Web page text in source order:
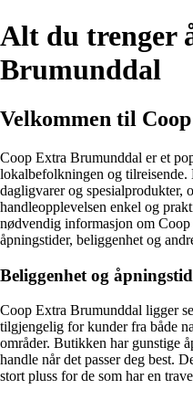
Alt du trenger
Brumunddal
Velkommen til
Coop Extra Brumunddal er et
lokalbefolkningen og
dagligvarer og spesialprodukter,
handleopplevelsen enkel og
nødvendig informasjon om
åpningstider, beliggenhet og
Beliggenhet og
Coop Extra Brumunddal ligger
tilgjengelig for kunder fra både
områder. Butikken har gunstige
handle når det passer deg best.
stort pluss for de som har en